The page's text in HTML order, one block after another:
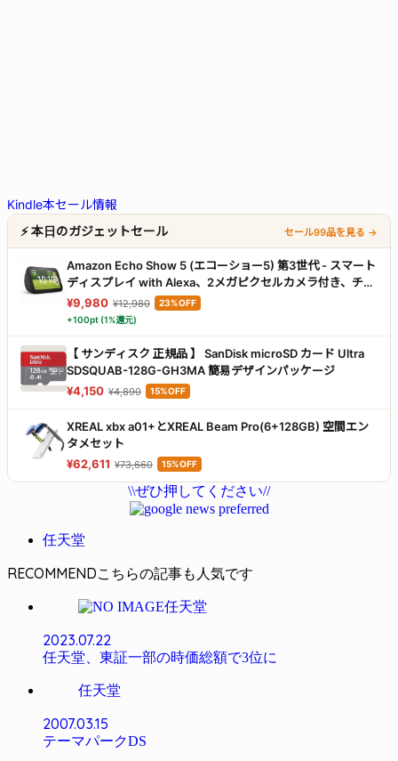
Kindle本セール情報
⚡ 本日のガジェットセール
セール99品を見る →
Amazon Echo Show 5 (エコーショー5) 第3世代 - スマート
ディスプレイ with Alexa、2メガピクセルカメラ付き、チャ
コール
¥9,980 ¥12,980
23%OFF
+100pt (1%還元)
【 サンディスク 正規品 】 SanDisk microSD カード Ultra
SDSQUAB-128G-GH3MA 簡易デザインパッケージ
¥4,150 ¥4,890 15%OFF
XREAL xbx a01+とXREAL Beam Pro(6+128GB) 空間エン
タメセット
¥62,611 ¥73,660 15%OFF
\\ぜひ押してください//
任天堂
RECOMMEND
任天堂
2023.07.22
任天堂、東証一部の時価総額で3位に
任天堂
2007.03.15
テーマパークDS